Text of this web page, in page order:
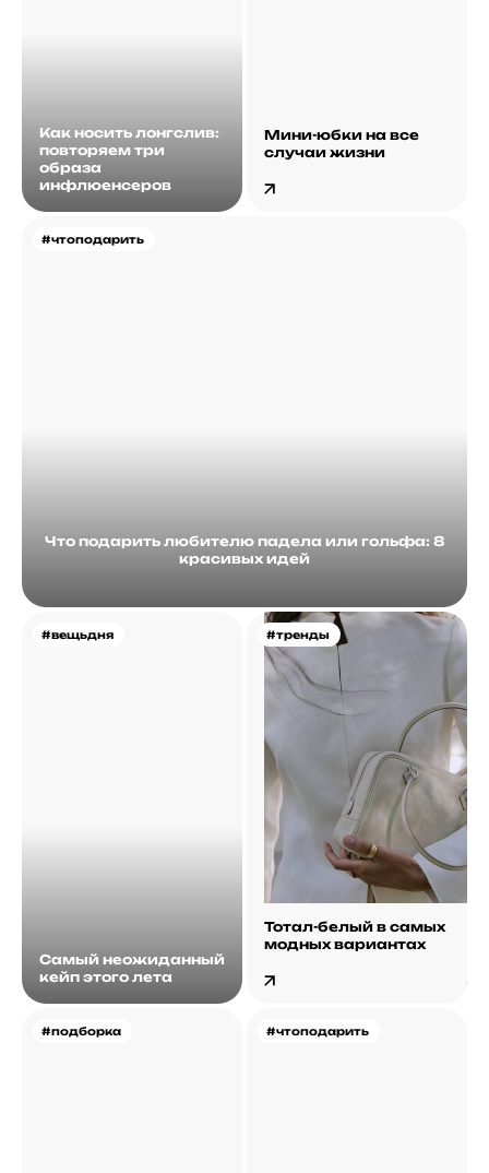
Как носить лонгслив:
повторяем три
образа
инфлюенсеров
#чтоподарить
Что подарить любителю падела или гольфа: 8
красивых идей
Мини-юбки на все
случаи жизни
#вещьдня
Самый неожиданный
кейп этого лета
#тренды
Тотал-белый в самых
модных вариантах
#подборка #чтоподарить